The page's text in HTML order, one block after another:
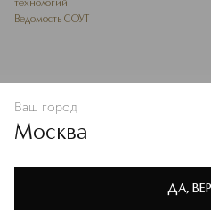
Политике конфиденциальности
В КОРЗИНУ
технологий
Ведомость СОУТ
Ваш город
Москва
ДА,